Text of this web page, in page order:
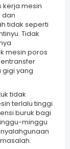
kerja mesin
dan
tidak seperti
Tidak
mesin poros
yang
tidak
terlalu tinggi
buruk bagi
minggu